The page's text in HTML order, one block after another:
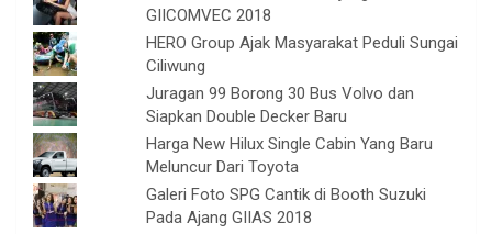
GIICOMVEC 2018
HERO Group Ajak Masyarakat Peduli Sungai
Ciliwung
Juragan 99 Borong 30 Bus Volvo dan
Siapkan Double Decker Baru
Harga New Hilux Single Cabin Yang Baru
Meluncur Dari Toyota
Galeri Foto SPG Cantik di Booth Suzuki
Pada Ajang GIIAS 2018